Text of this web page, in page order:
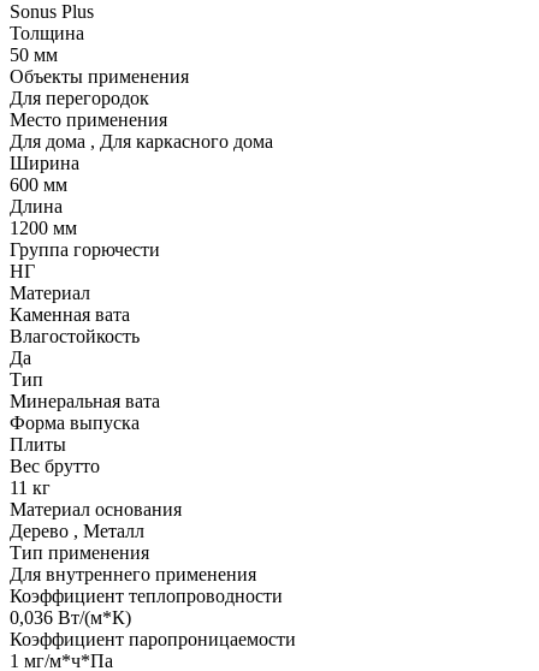
Sonus Plus
Толщина
50 мм
Объекты применения
Для перегородок
Место применения
Для дома , Для каркасного дома
Ширина
600 мм
Длина
1200 мм
Группа горючести
НГ
Материал
Каменная вата
Влагостойкость
Да
Тип
Минеральная вата
Форма выпуска
Плиты
Вес брутто
11 кг
Материал основания
Дерево , Металл
Тип применения
Для внутреннего применения
Коэффициент теплопроводности
0,036 Вт/(м*К)
Коэффициент паропроницаемости
1 мг/м*ч*Па